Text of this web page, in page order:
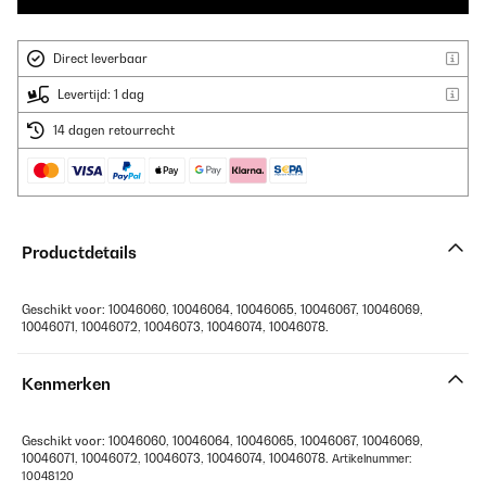
Direct leverbaar
Levertijd: 1 dag
14 dagen retourrecht
Productdetails
Geschikt voor: 10046060, 10046064, 10046065, 10046067, 10046069,
10046071, 10046072, 10046073, 10046074, 10046078.
Kenmerken
Geschikt voor: 10046060, 10046064, 10046065, 10046067, 10046069,
10046071, 10046072, 10046073, 10046074, 10046078. Artikelnummer:
10048120